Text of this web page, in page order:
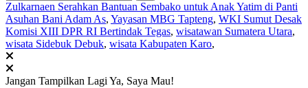
Zulkarnaen Serahkan Bantuan Sembako untuk Anak Yatim di Panti
Asuhan Bani Adam As, Yayasan MBG Tapteng, WKI Sumut Desak
Komisi XIII DPR RI Bertindak Tegas, wisatawan Sumatera Utara,
wisata Sidebuk Debuk, wisata Kabupaten Karo,
Jangan Tampilkan Lagi Ya, Saya Mau!